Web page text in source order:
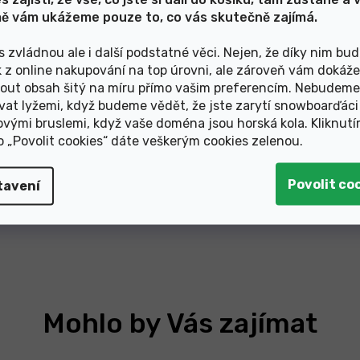
vám ukážeme pouze to, co vás skutečně zajímá.
zvládnou ale i další podstatné věci. Nejen, že díky nim
z online nakupování na top úrovni, ale zároveň vám
obsah šitý na míru přímo vašim preferencím.
lyžemi, když budeme vědět, že jste zarytí
bruslemi, když vaše doména jsou horská kola.
„Povolit cookies“ dáte veškerým cookies zelenou.
Střední střih
Mírně vyšší střih pro větší
boční stabilitu, který
poskytuje noze oporu pro
dynamický odraz.
Prolink
Naše boty jsou kompatibilní
se všemi systémy vázání se 2
raily, jako jsou vázání Prolink,
Mohlo by Vás zajímat